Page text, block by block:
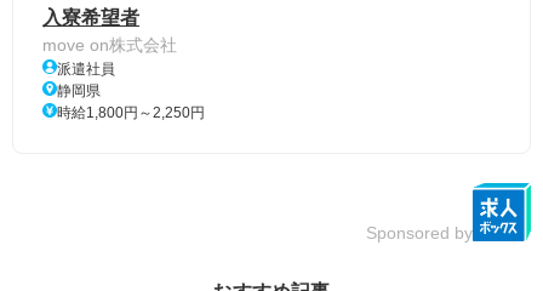
入寮希望者
move on株式会社
派遣社員
静岡県
時給1,800円～2,250円
Sponsored by